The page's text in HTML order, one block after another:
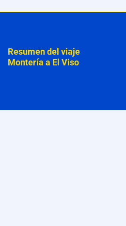
Resumen del viaje
Montería a El Viso